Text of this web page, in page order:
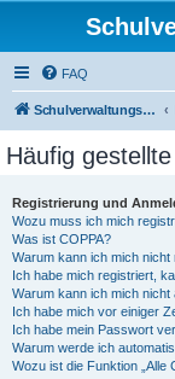
FAQ
Schulverwaltungssoftware NRW
Häufig
Registrierung und
Wozu muss ich mich
Was ist COPPA?
Warum kann ich mich nicht
Ich habe mich registriert,
Warum kann ich mich nicht
Ich habe mich vor einiger
Ich habe mein Passwort
Warum werde ich
Wozu ist die Funktion „Alle